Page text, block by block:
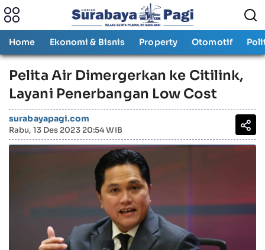
Home Ekonomi & Bisnis Property Otomotif
Pelita Air Dimergerkan ke Citilink,
Layani Penerbangan Low Cost
surabayapagi.com
Rabu, 13 Des 2023 20:54 WIB